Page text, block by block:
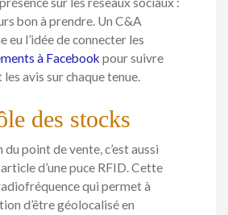
bon à prendre. Un C&A
eu l’idée de connecter les
à Facebook pour suivre
les avis sur chaque tenue.
des stocks
point de vente, c’est aussi
d’une puce RFID. Cette
qui permet à
d’être géolocalisé en